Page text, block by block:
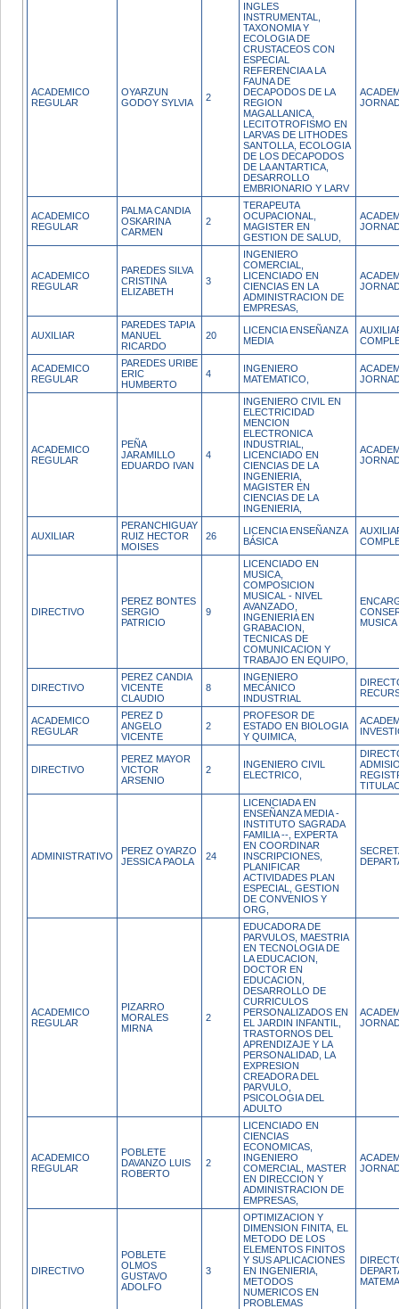
ACADEMICO
REGULAR
OYARZUN
GODOY SYLVIA
2
INGLES
INSTRUMENTAL,
TAXONOMIA Y
ECOLOGIA DE
CRUSTACEOS CON
ESPECIAL
REFERENCIA A LA
FAUNA DE
DECAPODOS DE LA
REGION
MAGALLANICA,
LECITOTROFISMO EN
LARVAS DE LITHODES
SANTOLLA, ECOLOGIA
DE LOS DECAPODOS
DE LA ANTARTICA,
DESARROLLO
EMBRIONARIO Y LARV
ACADEMICO
REGULAR
PALMA CANDIA
OSKARINA
CARMEN
2
TERAPEUTA
OCUPACIONAL,
MAGISTER EN
GESTION DE SALUD,
ACADEMICO
REGULAR
PAREDES SILVA
CRISTINA
ELIZABETH
3
INGENIERO
COMERCIAL,
LICENCIADO EN
CIENCIAS EN LA
ADMINISTRACION DE
EMPRESAS,
AUXILIAR
PAREDES TAPIA
MANUEL
RICARDO
20
LICENCIA ENSEÑANZA
MEDIA
ACADEMICO
REGULAR
PAREDES URIBE
ERIC
HUMBERTO
4
INGENIERO
MATEMATICO,
ACADEMICO
REGULAR
PEÑA
JARAMILLO
EDUARDO IVAN
4
INGENIERO CIVIL EN
ELECTRICIDAD
MENCION
ELECTRONICA
INDUSTRIAL,
LICENCIADO EN
CIENCIAS DE LA
INGENIERIA,
MAGISTER EN
CIENCIAS DE LA
INGENIERIA,
AUXILIAR
PERANCHIGUAY
RUIZ HECTOR
MOISES
26
LICENCIA ENSEÑANZA
BÁSICA
DIRECTIVO
PEREZ BONTES
SERGIO
PATRICIO
9
LICENCIADO EN
MUSICA,
COMPOSICION
MUSICAL - NIVEL
AVANZADO,
INGENIERIA EN
GRABACION,
TECNICAS DE
COMUNICACION Y
TRABAJO EN EQUIPO,
MUSICA
DIRECTIVO
PEREZ CANDIA
VICENTE
CLAUDIO
8
INGENIERO
MECÁNICO
INDUSTRIAL
ACADEMICO
REGULAR
PEREZ D
ANGELO
VICENTE
2
PROFESOR DE
ESTADO EN BIOLOGIA
Y QUIMICA,
DIRECTIVO
PEREZ MAYOR
VICTOR
ARSENIO
2
INGENIERO CIVIL
ELECTRICO,
ADMINISTRATIVO
PEREZ OYARZO
JESSICA PAOLA
24
LICENCIADA EN
ENSEÑANZA MEDIA -
INSTITUTO SAGRADA
FAMILIA --, EXPERTA
EN COORDINAR
INSCRIPCIONES,
PLANIFICAR
ACTIVIDADES PLAN
ESPECIAL, GESTION
DE CONVENIOS Y
ORG,
ACADEMICO
REGULAR
PIZARRO
MORALES
MIRNA
2
EDUCADORA DE
PARVULOS, MAESTRIA
EN TECNOLOGIA DE
LA EDUCACION,
DOCTOR EN
EDUCACION,
DESARROLLO DE
CURRICULOS
PERSONALIZADOS EN
EL JARDIN INFANTIL,
TRASTORNOS DEL
APRENDIZAJE Y LA
PERSONALIDAD, LA
EXPRESION
CREADORA DEL
PARVULO,
PSICOLOGIA DEL
ADULTO
ACADEMICO
REGULAR
POBLETE
DAVANZO LUIS
ROBERTO
2
LICENCIADO EN
CIENCIAS
ECONOMICAS,
INGENIERO
COMERCIAL, MASTER
EN DIRECCION Y
ADMINISTRACION DE
EMPRESAS,
DIRECTIVO
POBLETE
OLMOS
GUSTAVO
ADOLFO
3
OPTIMIZACION Y
DIMENSION FINITA, EL
METODO DE LOS
ELEMENTOS FINITOS
Y SUS APLICACIONES
EN INGENIERIA,
METODOS
NUMERICOS EN
PROBLEMAS